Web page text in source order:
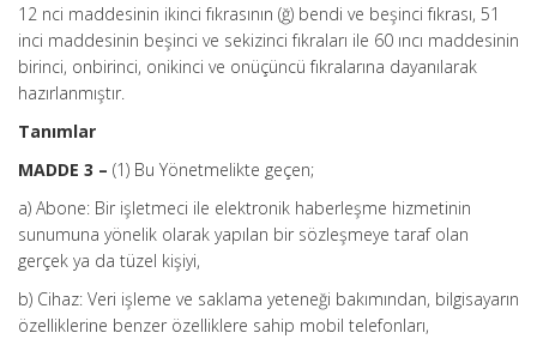
12 nci maddesinin ikinci fıkrasının (ğ) bendi ve beşinci fıkrası, 51
inci maddesinin beşinci ve sekizinci fıkraları ile 60 ıncı maddesinin
birinci, onbirinci, onikinci ve onüçüncü fıkralarına dayanılarak
hazırlanmıştır.
Tanımlar
MADDE 3 – (1) Bu Yönetmelikte geçen;
a) Abone: Bir işletmeci ile elektronik haberleşme hizmetinin
sunumuna yönelik olarak yapılan bir sözleşmeye taraf olan
gerçek ya da tüzel kişiyi,
b) Cihaz: Veri işleme ve saklama yeteneği bakımından, bilgisayarın
özelliklerine benzer özelliklere sahip mobil telefonları,